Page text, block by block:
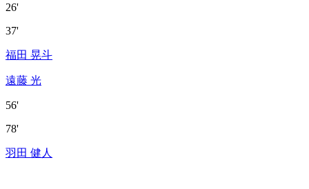
26'
37'
福田 晃斗
遠藤 光
56'
78'
羽田 健人